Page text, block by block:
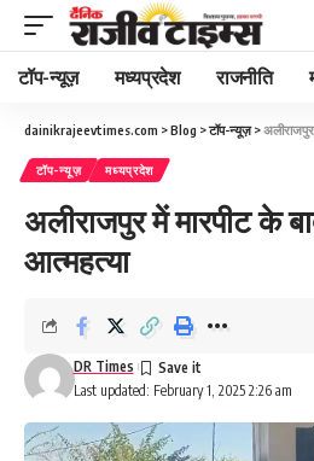
टॉप-न्यूज़ मध्यप्रदेश राजनीति
dainikrajeevtimes.com >Blog >टॉप-न्यूज़>
टॉप-न्यूज़ मध्यप्रदेश
अलीराजपुर में मारपीट के
आत्महत्या
Last updated: February 1, 2025 2:26 am
DR Times